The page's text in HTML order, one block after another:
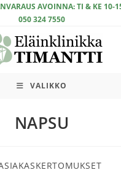
AVOINNA: TI & KE 10-
050 324 7550
VALIKKO
NAPSU